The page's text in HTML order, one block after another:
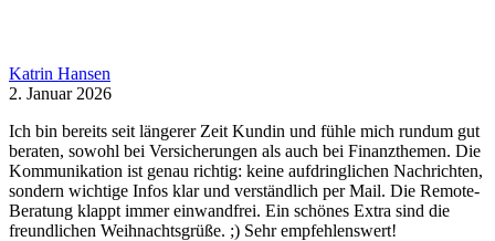
Katrin Hansen
2. Januar 2026
Ich bin bereits seit längerer Zeit Kundin und fühle mich rundum gut
beraten, sowohl bei Versicherungen als auch bei Finanzthemen. Die
Kommunikation ist genau richtig: keine aufdringlichen Nachrichten,
sondern wichtige Infos klar und verständlich per Mail. Die Remote-
Beratung klappt immer einwandfrei. Ein schönes Extra sind die
freundlichen Weihnachtsgrüße. ;) Sehr empfehlenswert!